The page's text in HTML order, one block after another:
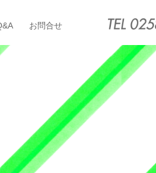
お問合せ